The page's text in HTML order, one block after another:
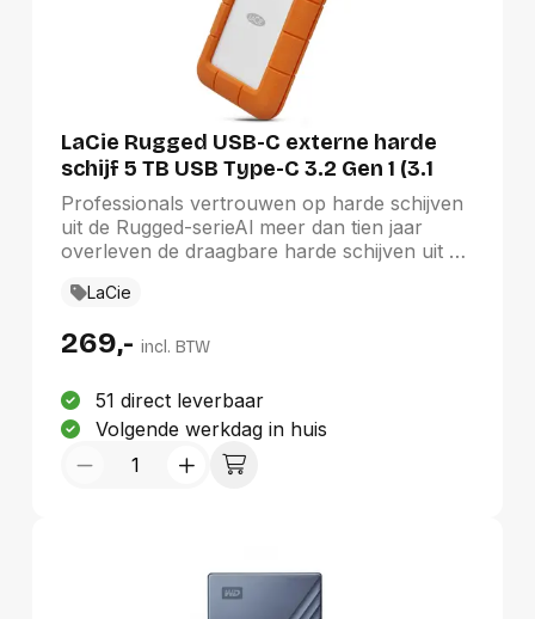
wachtwoordbeveiliging zelfs op elke
computer gebruiken, waardoor wordt
gewaarborgd dat uw gegevens volledig
mobiel en absoluut veilig zijn.
LaCie Rugged USB-C externe harde
schijf 5 TB USB Type-C 3.2 Gen 1 (3.1
Gen 1) Grijs, Geel
Professionals vertrouwen op harde schijven
uit de Rugged-serieAl meer dan tien jaar
overleven de draagbare harde schijven uit de
omstandigheden – de filmsets, fotoshoots en
professionals ter wereld. Waarom? LaCie
betrouwbare manier om onderweg gegevens
te verzamelen en vervoeren.
LaCie
269,- incl. BTW
51 direct leverbaar
Volgende werkdag in huis